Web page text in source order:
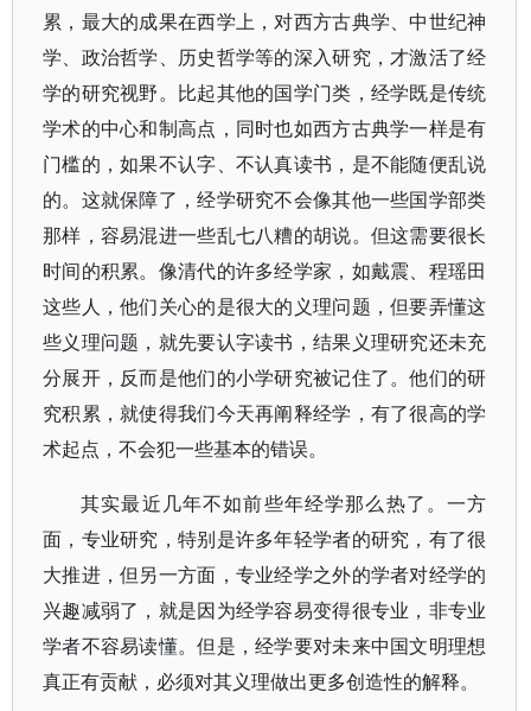
累，最大的成果在西学上，对西方古典学、中世纪神
学、政治哲学、历史哲学等的深入研究，才激活了经
学的研究视野。比起其他的国学门类，经学既是传统
学术的中心和制高点，同时也如西方古典学一样是有
门槛的，如果不认字、不认真读书，是不能随便乱说
的。这就保障了，经学研究不会像其他一些国学部类
那样，容易混进一些乱七八糟的胡说。但这需要很长
时间的积累。像清代的许多经学家，如戴震、程瑶田
这些人，他们关心的是很大的义理问题，但要弄懂这
些义理问题，就先要认字读书，结果义理研究还未充
分展开，反而是他们的小学研究被记住了。他们的研
究积累，就使得我们今天再阐释经学，有了很高的学
术起点，不会犯一些基本的错误。
其实最近几年不如前些年经学那么热了。一方
面，专业研究，特别是许多年轻学者的研究，有了很
大推进，但另一方面，专业经学之外的学者对经学的
兴趣减弱了，就是因为经学容易变得很专业，非专业
学者不容易读懂。但是，经学要对未来中国文明理想
真正有贡献，必须对其义理做出更多创造性的解释。